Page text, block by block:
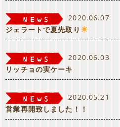
2020.06.07
ジェラートで夏先取り
2020.06.03
リッチョの実ケーキ
2020.05.21
営業再開致しました！！